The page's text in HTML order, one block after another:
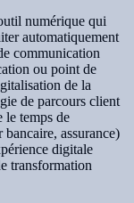
numérique qui
automatiquement
communication
ou point de
de la
de parcours client
le temps de
assurance)
digitale
transformation